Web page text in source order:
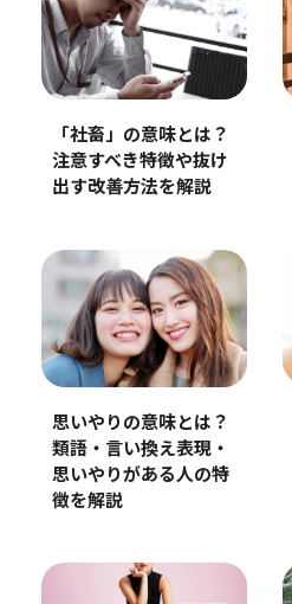
「社畜」の意味とは？
注意すべき特徴や抜け
出す改善方法を解説
思いやりの意味とは？
類語・言い換え表現・
思いやりがある人の特
徴を解説